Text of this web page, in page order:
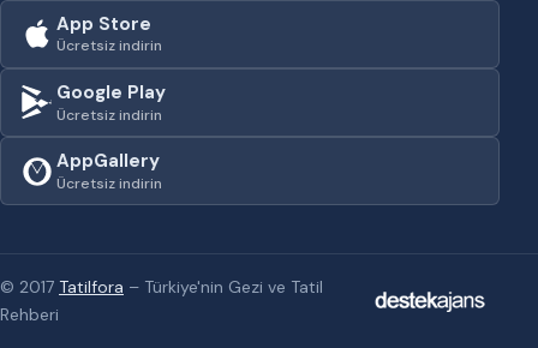
App Store
Ücretsiz indirin
Google Play
Ücretsiz indirin
AppGallery
Ücretsiz indirin
© 2017 Tatilfora – Türkiye'nin Gezi ve Tatil
Rehberi